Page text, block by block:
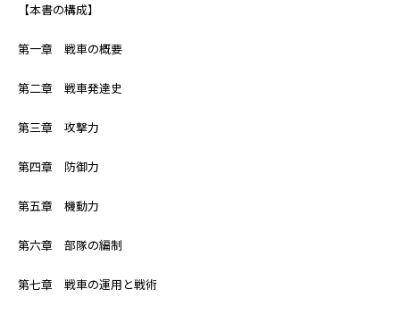
【本書の構成】
第一章 戦車の概要
第二章 戦車発達史
第三章 攻撃力
第四章 防御力
第五章 機動力
第六章 部隊の編制
第七章 戦車の運用と戦術